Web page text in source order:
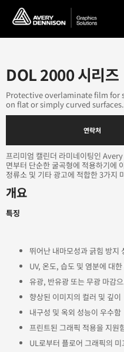
DOL 2000 시리즈
Protective overlaminate film for
on flat or simply curved surfaces.
연락처
프리미엄 캘린더 라미네이팅인
면부터 단순한 굴곡형에 적용하기에
정류소 및 기타 광고에 적합한 3가지
개요
특징
뛰어난 내마모성과 긁힘 방지
UV, 온도, 습도 및 염분에 대
유광, 반유광 또는 무광 마감
향상된 이미지의 컬러 및 깊이
내구성 및 옥외 성능이 우수함
프린트된 그래픽 적용을 지원
UL로부터 플로어 그래픽의